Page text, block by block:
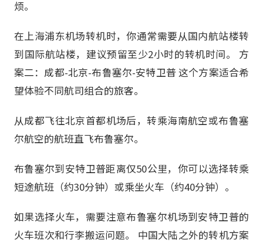
烦。
在上海浦东机场转机时，你通常需要从国内航站楼转
到国际航站楼，建议预留至少2小时的转机时间。 方
案二：成都-北京-布鲁塞尔-安特卫普 这个方案适合希
望体验不同航司组合的旅客。
从成都飞往北京首都机场后，转乘海南航空或布鲁塞
尔航空的航班直飞布鲁塞尔。
布鲁塞尔到安特卫普距离仅50公里，你可以选择转乘
短途航班（约30分钟）或乘坐火车（约40分钟）。
如果选择火车，需要注意布鲁塞尔机场到安特卫普的
火车班次和行李搬运问题。 中国大陆之外的转机方案